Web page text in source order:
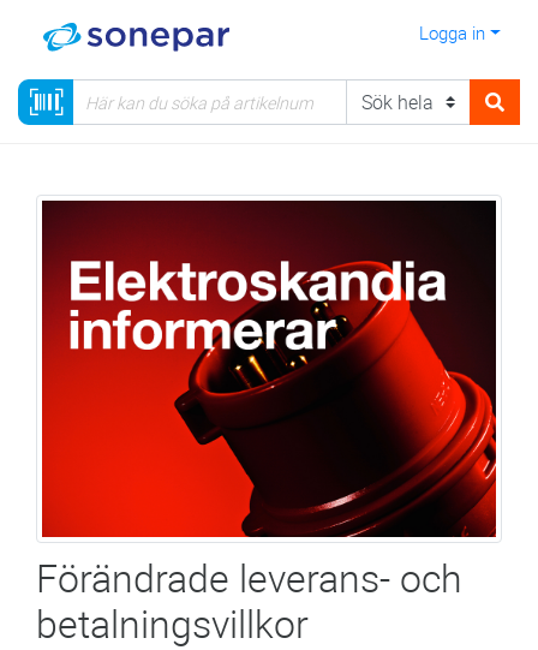
Logga in
Förändrade leverans- och
betalningsvillkor